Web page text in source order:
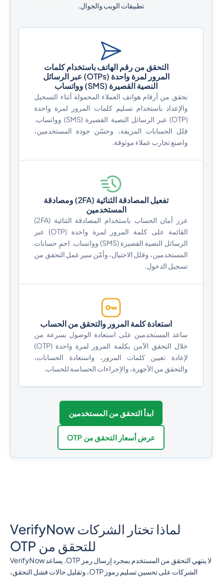
تطبيقات الويب والجوال.
التحقق من رقم الهاتف باستخدام كلمات
المرور لمرة واحدة (OTPs) عبر الرسائل
النصية القصيرة (SMS) وواتساب
تحقق من أرقام هواتف العملاء المحمولة أثناء التسجيل
والإعداد باستخدام تسليم كلمات المرور لمرة واحدة
(OTP) عبر الرسائل النصية القصيرة (SMS) وواتساب.
قلل الحسابات المزيفة، وحسّن جودة المستخدمين،
واصنع تجارب عملاء موثوقة.
تفعيل المصادقة الثنائية (2FA) ومصادقة
المستخدمين
عزز أمان الحساب باستخدام المصادقة الثنائية (2FA)
القائمة على كلمة المرور لمرة واحدة (OTP) عبر
الرسائل النصية القصيرة (SMS) وواتساب. احمِ حسابات
المستخدمين، وقلل الاحتيال، وأمّن سير عمل التحقق من
تسجيل الدخول.
استعادة كلمة المرور والتحقق من الحساب
ساعد المستخدمين على استعادة الوصول بسرعة من
خلال التحقق الآمن بكلمة المرور لمرة واحدة (OTP)
لإعادة تعيين كلمات المرور، واستعادة الحسابات،
والتحقق من الأجهزة، والإجراءات الحساسة للحساب.
ابدأ التحقق من المستخدمين
عرض أسعار التحقق من OTP
لماذا تختار الشركات VerifyNow
للتحقق من OTP
لا ينتهي التحقق من المستخدم بمجرد إرسال رمز OTP. يساعد VerifyNow
الشركات على تحسين تسليم رموز OTP، وتقليل حالات فشل التحقق،